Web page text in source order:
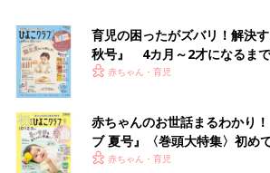
育児の困ったがズバリ！解決
秋号』 4カ月～2才になるま
いっぱい！
赤ちゃん・育児
赤ちゃんのお世話まるわかり
ブ 夏号』〈巻頭大特集〉初め
く！ おっぱい・ミルクの基本
赤ちゃん・育児